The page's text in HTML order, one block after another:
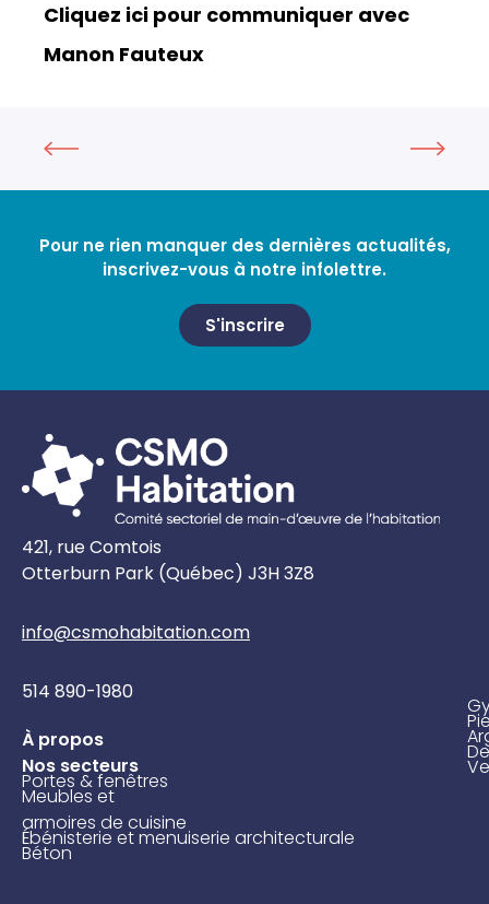
Cliquez ici pour communiquer avec
Manon Fauteux
Pour ne rien manquer des dernières actualités,
inscrivez-vous à notre infolettre.
S'inscrire
421, rue Comtois
Otterburn Park (Québec) J3H 3Z8
info@csmohabitation.com
514 890-1980
À propos
Nos secteurs
Portes & fenêtres
Meubles et
armoires de cuisine
Ébénisterie et menuiserie architecturale
Béton